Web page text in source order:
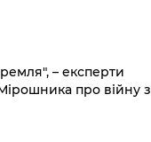
– експерти
про війну з